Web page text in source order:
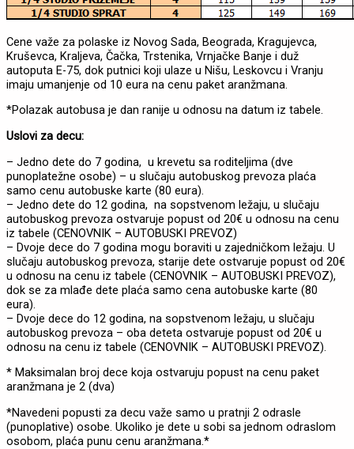
Cene važe za polaske iz Novog Sada, Beograda, Kragujevca,
Kruševca, Kraljeva, Čačka, Trstenika, Vrnjačke Banje i duž
autoputa E-75, dok putnici koji ulaze u Nišu, Leskovcu i Vranju
imaju umanjenje od 10 eura na cenu paket aranžmana.
*Polazak autobusa je dan ranije u odnosu na datum iz tabele.
Uslovi za decu:
– Jedno dete do 7 godina, u krevetu sa roditeljima (dve
punoplatežne osobe) – u slučaju autobuskog prevoza plaća
samo cenu autobuske karte (80 eura).
– Jedno dete do 12 godina, na sopstvenom ležaju, u slučaju
autobuskog prevoza ostvaruje popust od 20€ u odnosu na cenu
iz tabele (CENOVNIK – AUTOBUSKI PREVOZ)
– Dvoje dece do 7 godina mogu boraviti u zajedničkom ležaju. U
slučaju autobuskog prevoza, starije dete ostvaruje popust od 20€
u odnosu na cenu iz tabele (CENOVNIK – AUTOBUSKI PREVOZ),
dok se za mlađe dete plaća samo cena autobuske karte (80
eura).
– Dvoje dece do 12 godina, na sopstvenom ležaju, u slučaju
autobuskog prevoza – oba deteta ostvaruje popust od 20€ u
odnosu na cenu iz tabele (CENOVNIK – AUTOBUSKI PREVOZ).
* Maksimalan broj dece koja ostvaruju popust na cenu paket
aranžmana je 2 (dva)
*Navedeni popusti za decu važe samo u pratnji 2 odrasle
(punoplative) osobe. Ukoliko je dete u sobi sa jednom odraslom
osobom, plaća punu cenu aranžmana.*